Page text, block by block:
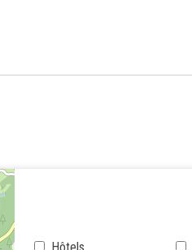
Hôtels